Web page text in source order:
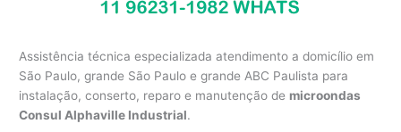
Assistência técnica especializada atendimento a domicílio em
São Paulo, grande São Paulo e grande ABC Paulista para
instalação, conserto, reparo e manutenção de microondas
Consul Alphaville Industrial.